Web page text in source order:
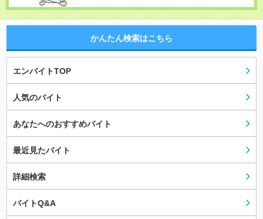
かんたん検索はこちら
エンバイトTOP
人気のバイト
あなたへのおすすめバイト
最近見たバイト
詳細検索
バイトQ&A